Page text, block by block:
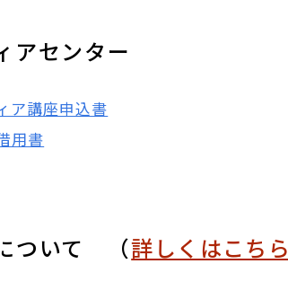
アセンター
ア講座申込書
用書
ついて （詳しくはこちら